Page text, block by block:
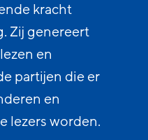
kracht
Zij genereert
en
partijen die er
en
lezers worden.